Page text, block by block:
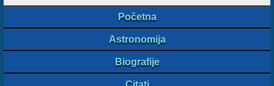
Početna
Astronomija
Biografije